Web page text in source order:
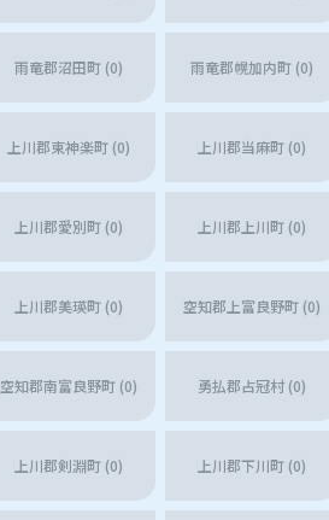
雨竜郡沼田町 (0) 雨竜郡幌加内町 (0)
上川郡東神楽町 (0) 上川郡当麻町 (0)
上川郡愛別町 (0) 上川郡上川町 (0)
上川郡美瑛町 (0) 空知郡上富良野町 (0)
空知郡南富良野町 (0) 勇払郡占冠村 (0)
上川郡剣淵町 (0) 上川郡下川町 (0)